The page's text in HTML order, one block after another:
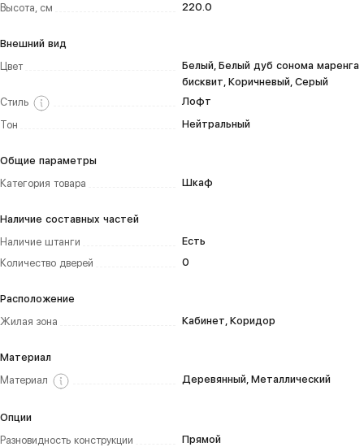
Высота, см
220.0
Внешний вид
Цвет
Белый, Белый дуб сонома маренга
бисквит, Коричневый, Серый
Стиль
Лофт
Тон
Нейтральный
Общие параметры
Категория товара
Шкаф
Наличие составных частей
Наличие штанги
Есть
Количество дверей
0
Расположение
Жилая зона
Кабинет, Коридор
Материал
Материал
Деревянный, Металлический
Опции
Разновидность конструкции
Прямой